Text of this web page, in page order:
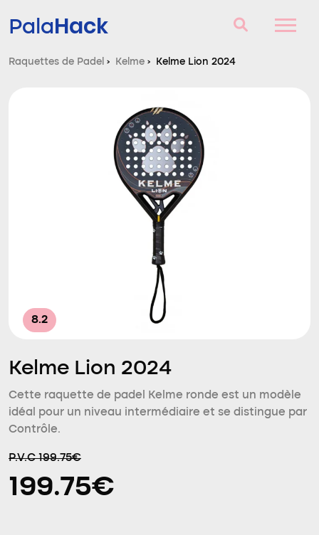
PalaHack
Questions et réponses
Comparateur
Raquettes de Padel › Kelme › Kelme Lion 2024
8.2
Kelme Lion 2024
Cette raquette de padel Kelme ronde est un modèle
idéal pour un niveau intermédiaire et se distingue par
Contrôle.
P.V.C 199.75€
199.75€